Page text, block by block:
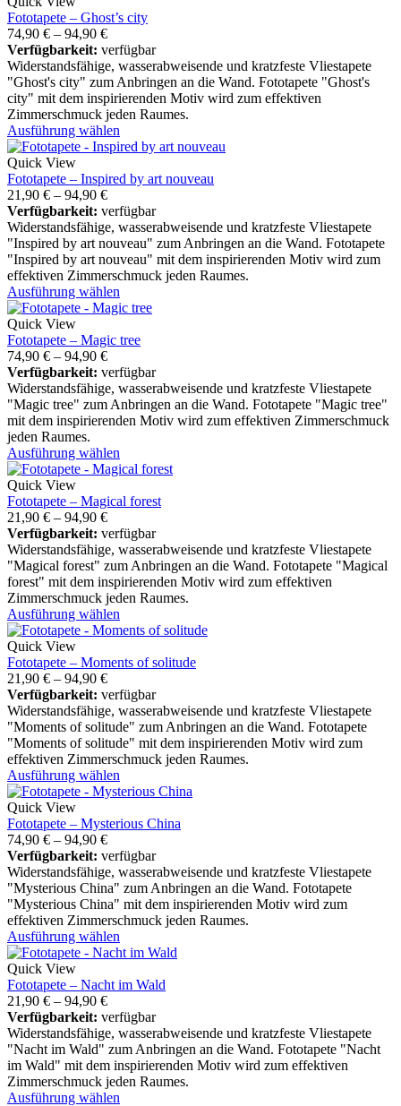
Fototapete – Ghost’s city
74,90 € – 94,90 €
Verfügbarkeit: verfügbar
Widerstandsfähige, wasserabweisende und kratzfeste Vliestapete
"Ghost's city" zum Anbringen an die Wand. Fototapete "Ghost's
city" mit dem inspirierenden Motiv wird zum effektiven
Zimmerschmuck jeden Raumes.
Ausführung wählen
Quick View
Fototapete – Inspired by art nouveau
21,90 € – 94,90 €
Verfügbarkeit: verfügbar
Widerstandsfähige, wasserabweisende und kratzfeste Vliestapete
"Inspired by art nouveau" zum Anbringen an die Wand. Fototapete
"Inspired by art nouveau" mit dem inspirierenden Motiv wird zum
effektiven Zimmerschmuck jeden Raumes.
Ausführung wählen
Quick View
Fototapete – Magic tree
74,90 € – 94,90 €
Verfügbarkeit: verfügbar
Widerstandsfähige, wasserabweisende und kratzfeste Vliestapete
"Magic tree" zum Anbringen an die Wand. Fototapete "Magic tree"
mit dem inspirierenden Motiv wird zum effektiven Zimmerschmuck
jeden Raumes.
Ausführung wählen
Quick View
Fototapete – Magical forest
21,90 € – 94,90 €
Verfügbarkeit: verfügbar
Widerstandsfähige, wasserabweisende und kratzfeste Vliestapete
"Magical forest" zum Anbringen an die Wand. Fototapete "Magical
forest" mit dem inspirierenden Motiv wird zum effektiven
Zimmerschmuck jeden Raumes.
Ausführung wählen
Quick View
Fototapete – Moments of solitude
21,90 € – 94,90 €
Verfügbarkeit: verfügbar
Widerstandsfähige, wasserabweisende und kratzfeste Vliestapete
"Moments of solitude" zum Anbringen an die Wand. Fototapete
"Moments of solitude" mit dem inspirierenden Motiv wird zum
effektiven Zimmerschmuck jeden Raumes.
Ausführung wählen
Quick View
Fototapete – Mysterious China
74,90 € – 94,90 €
Verfügbarkeit: verfügbar
Widerstandsfähige, wasserabweisende und kratzfeste Vliestapete
"Mysterious China" zum Anbringen an die Wand. Fototapete
"Mysterious China" mit dem inspirierenden Motiv wird zum
effektiven Zimmerschmuck jeden Raumes.
Ausführung wählen
Quick View
Fototapete – Nacht im Wald
21,90 € – 94,90 €
Verfügbarkeit: verfügbar
Widerstandsfähige, wasserabweisende und kratzfeste Vliestapete
"Nacht im Wald" zum Anbringen an die Wand. Fototapete "Nacht
im Wald" mit dem inspirierenden Motiv wird zum effektiven
Zimmerschmuck jeden Raumes.
Ausführung wählen